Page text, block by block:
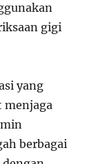
gigi
yang
menjaga
berbagai